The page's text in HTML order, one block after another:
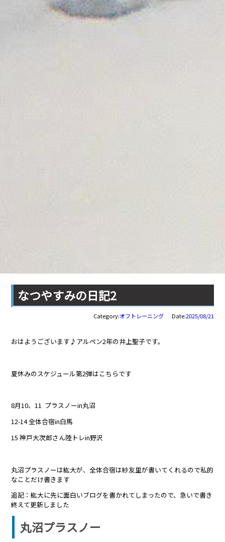
なつやすみの日記2
Category:オフトレーニング Date:2025/08/21
おはようございます♪アルペン2年の井上聖子です。
夏休みのスケジュール第2弾はこちらです
8月10、11 プラスノーin丸沼
12-14 全体合宿in白馬
15 神戸大次郎さん陸トレin野沢
丸沼プラスノーは紘大が、全体合宿は紗友里が書いてくれるので私的
なことだけ書きます
追記：紘大に先に面白いブログを書かれてしまったので、急いで書き
終えて更新しました
丸沼プラスノー